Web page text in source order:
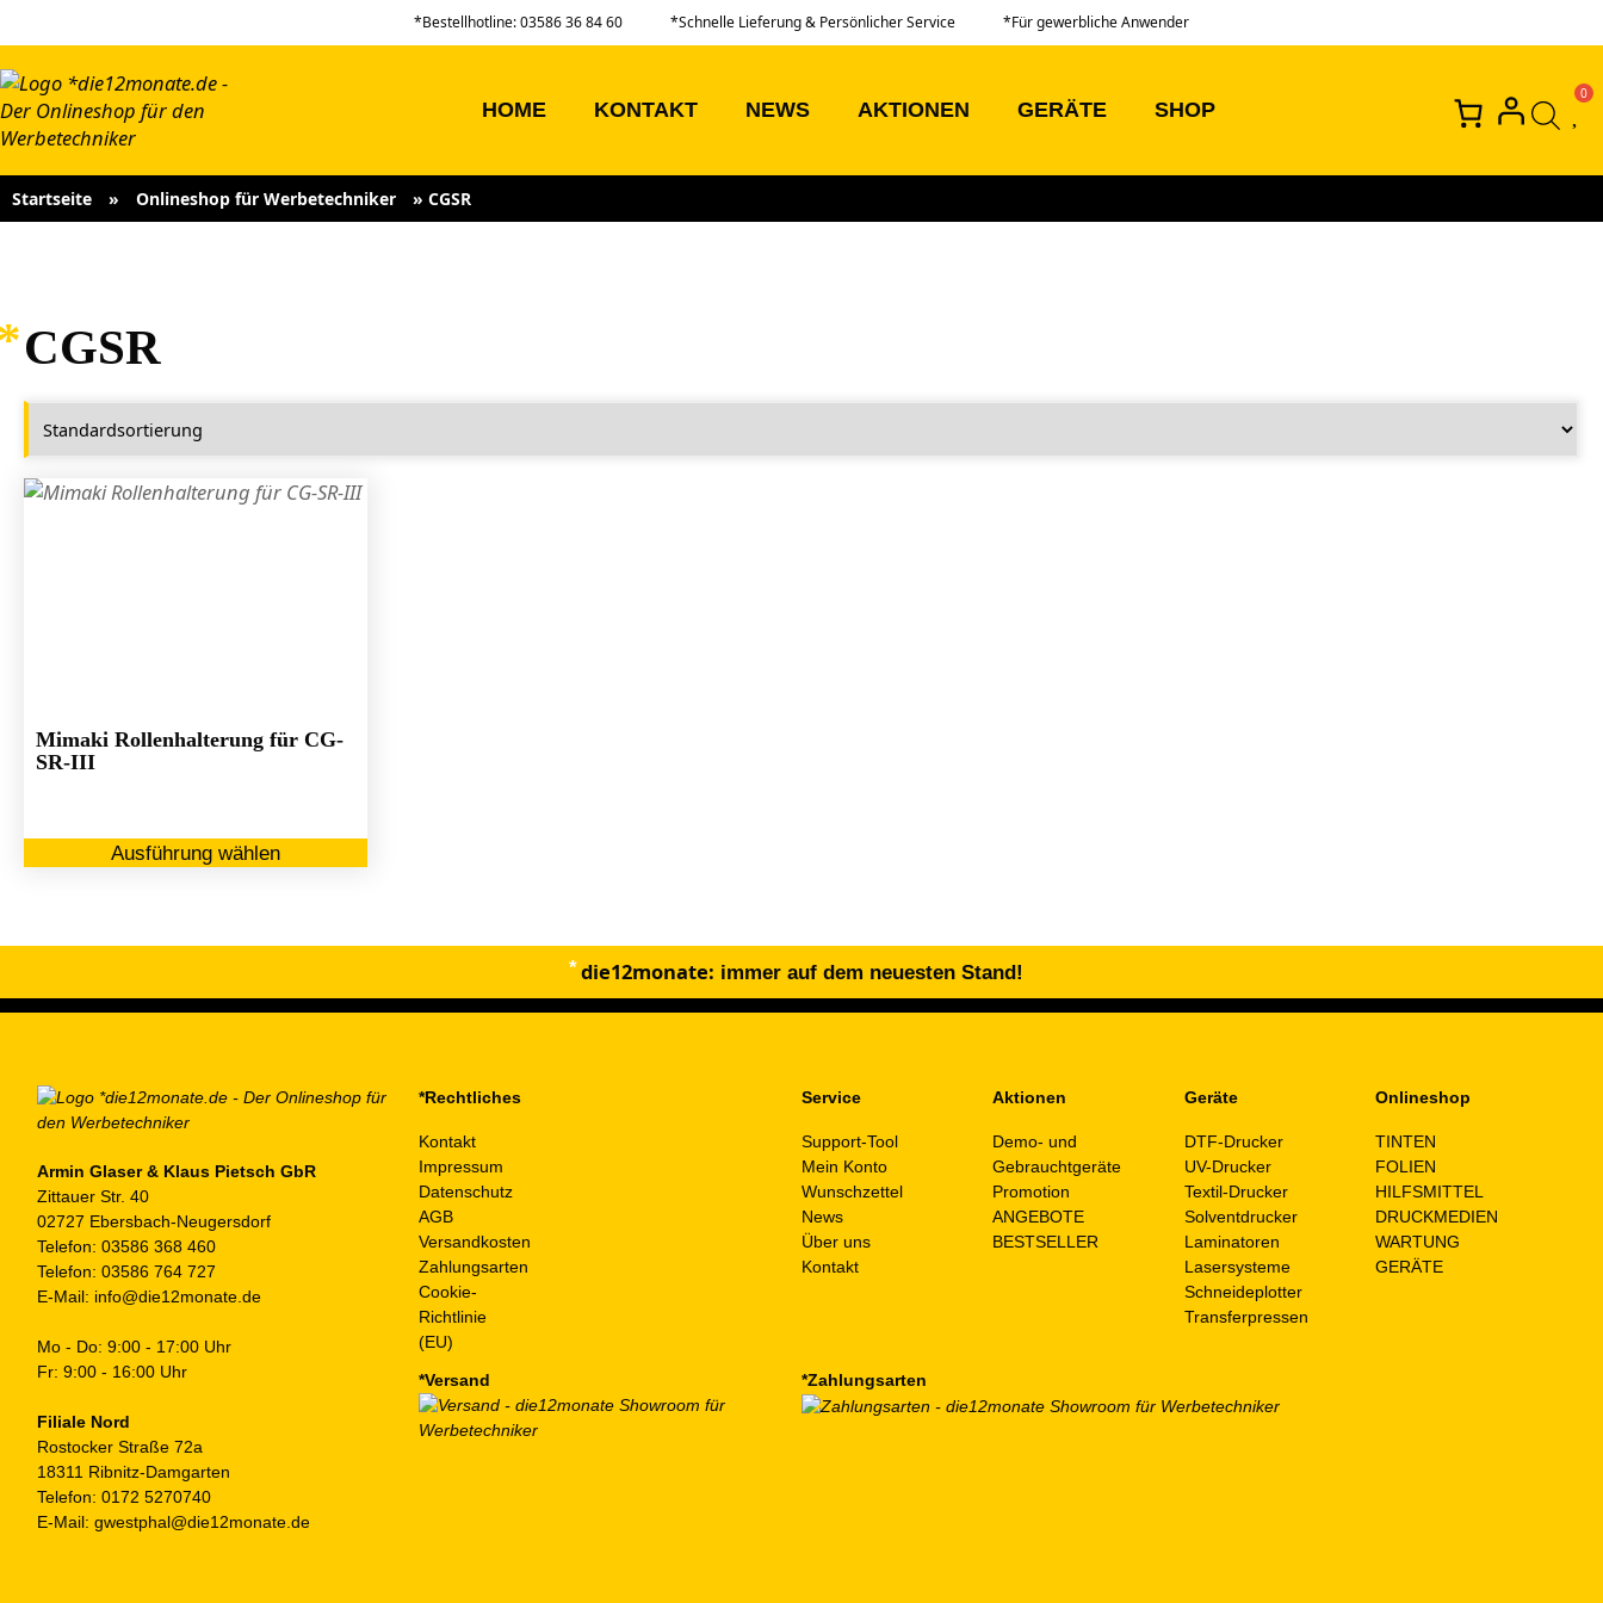
*Bestellhotline: 03586 36 84 60 *Schnelle Lieferung & Persönlicher Service *Für gewerbliche Anwender
HOME KONTAKT NEWS AKTIONEN GERÄTE SHOP
Startseite » Onlineshop für Werbetechniker » CGSR
CGSR
Mimaki Rollenhalterung für CG-
SR-III
Ausführung wählen
Dieses
Produkt
Varianten
Die
auf
Produktseite
gewählt
werden
die12monate: immer auf dem neuesten Stand!
Armin Glaser & Klaus Pietsch GbR
Zittauer Str. 40
02727 Ebersbach-Neugersdorf
Telefon: 03586 368 460
Telefon: 03586 764 727
E-Mail: info@die12monate.de
Mo - Do: 9:00 - 17:00 Uhr
Fr: 9:00 - 16:00 Uhr
Filiale Nord
Rostocker Straße 72a
18311 Ribnitz-Damgarten
Telefon: 0172 5270740
E-Mail: gwestphal@die12monate.de
*Rechtliches
Kontakt
Impressum
Datenschutz
AGB
Versandkosten
Zahlungsarten
Cookie-
Richtlinie
(EU)
*Versand
Service
Support-Tool
Mein Konto
Wunschzettel
News
Über uns
Kontakt
Aktionen
Demo- und
Gebrauchtgeräte
Promotion
ANGEBOTE
BESTSELLER
Geräte
DTF-Drucker
UV-Drucker
Textil-Drucker
Solventdrucker
Laminatoren
Lasersysteme
Schneideplotter
Transferpressen
Onlineshop
TINTEN
FOLIEN
HILFSMITTEL
DRUCKMEDIEN
WARTUNG
GERÄTE
*Zahlungsarten